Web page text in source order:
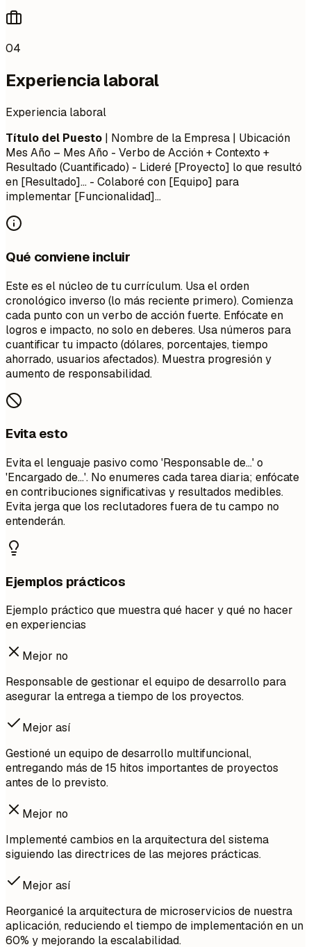
04
Experiencia laboral
Experiencia laboral
Título del Puesto | Nombre de la Empresa | Ubicación
Mes Año – Mes Año - Verbo de Acción + Contexto +
Resultado (Cuantificado) - Lideré [Proyecto] lo que resultó
en [Resultado]... - Colaboré con [Equipo] para
implementar [Funcionalidad]...
Qué conviene incluir
Este es el núcleo de tu currículum. Usa el orden
cronológico inverso (lo más reciente primero). Comienza
cada punto con un verbo de acción fuerte. Enfócate en
logros e impacto, no solo en deberes. Usa números para
cuantificar tu impacto (dólares, porcentajes, tiempo
ahorrado, usuarios afectados). Muestra progresión y
aumento de responsabilidad.
Evita esto
Evita el lenguaje pasivo como 'Responsable de...' o
'Encargado de...'. No enumeres cada tarea diaria; enfócate
en contribuciones significativas y resultados medibles.
Evita jerga que los reclutadores fuera de tu campo no
entenderán.
Ejemplos prácticos
Ejemplo práctico que muestra qué hacer y qué no hacer
en experiencias
Mejor no
Responsable de gestionar el equipo de desarrollo para
asegurar la entrega a tiempo de los proyectos.
Mejor así
Gestioné un equipo de desarrollo multifuncional,
entregando más de 15 hitos importantes de proyectos
antes de lo previsto.
Mejor no
Implementé cambios en la arquitectura del sistema
siguiendo las directrices de las mejores prácticas.
Mejor así
Reorganicé la arquitectura de microservicios de nuestra
aplicación, reduciendo el tiempo de implementación en un
60% y mejorando la escalabilidad.